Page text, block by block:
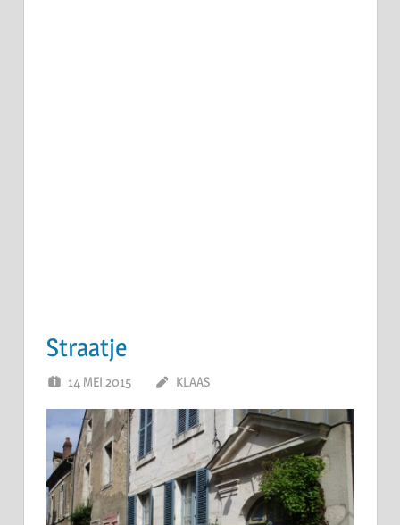
Straatje
14 MEI 2015 KLAAS